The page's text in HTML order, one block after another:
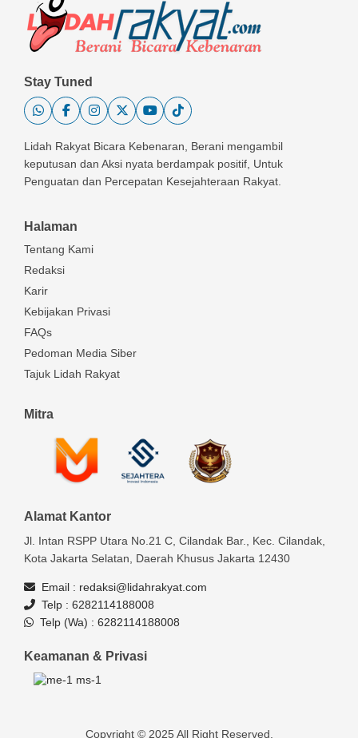
Stay Tuned
Lidah Rakyat Bicara Kebenaran, Berani mengambil
keputusan dan Aksi nyata berdampak positif, Untuk
Penguatan dan Percepatan Kesejahteraan Rakyat.
Halaman
Tentang Kami
Redaksi
Karir
Kebijakan Privasi
FAQs
Pedoman Media Siber
Tajuk Lidah Rakyat
Mitra
Alamat Kantor
Jl. Intan RSPP Utara No.21 C, Cilandak Bar., Kec. Cilandak,
Kota Jakarta Selatan, Daerah Khusus Jakarta 12430
Email : redaksi@lidahrakyat.com
Telp : 6282114188008
Telp (Wa) : 6282114188008
Keamanan & Privasi
Copyright © 2025 All Right Reserved.